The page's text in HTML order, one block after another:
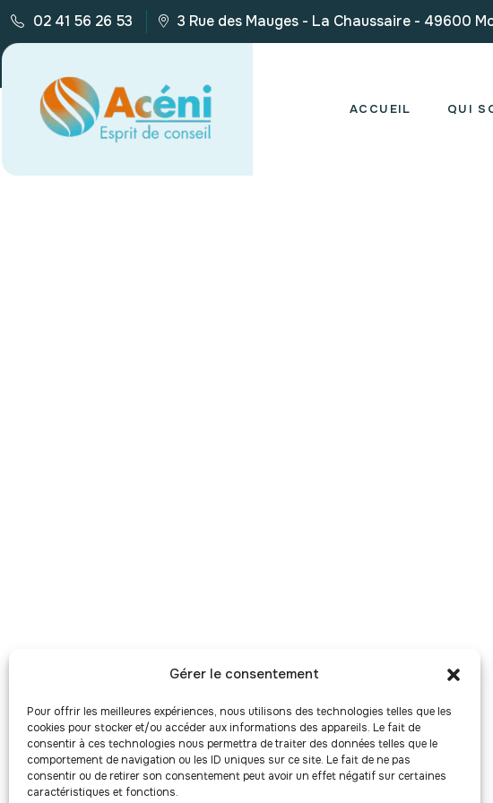
Gérer le consentement
Pour offrir les meilleures expériences, nous utilisons des technologies telles que les
cookies pour stocker et/ou accéder aux informations des appareils. Le fait de
consentir à ces technologies nous permettra de traiter des données telles que le
comportement de navigation ou les ID uniques sur ce site. Le fait de ne pas
consentir ou de retirer son consentement peut avoir un effet négatif sur certaines
caractéristiques et fonctions.
02 41 56 26 53 3 Rue des Mauges - La Chaussaire - 49600
ACCUEIL QUI